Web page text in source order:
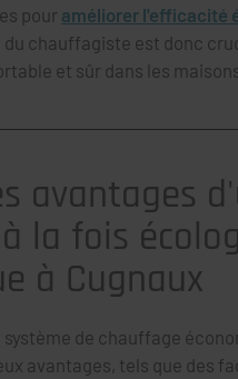
pour améliorer l'efficacité
du chauffagiste est donc
et sûr dans les
avantages
la fois
à Cugnaux
système de chauffage
avantages, tels que des